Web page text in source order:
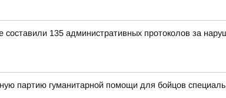
135 административных протоколов за
партию гуманитарной помощи для бойцов